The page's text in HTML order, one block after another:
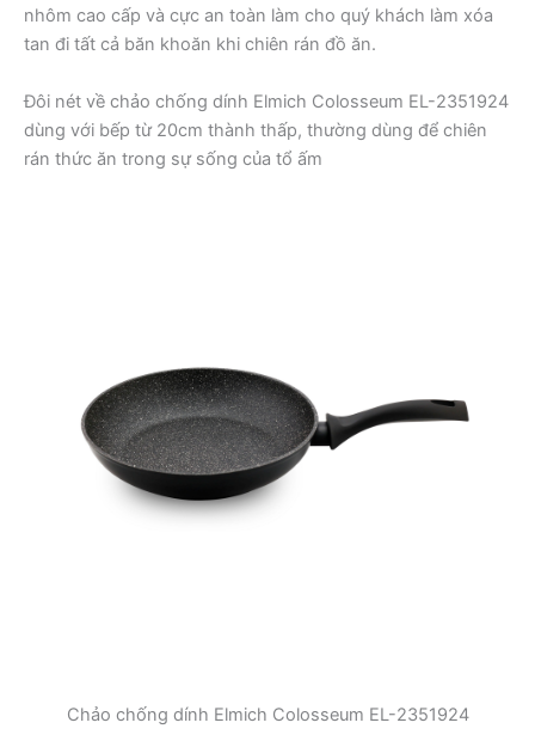
nhôm cao cấp và cực an toàn làm cho quý khách làm xóa
tan đi tất cả băn khoăn khi chiên rán đồ ăn.
Đôi nét về chảo chống dính Elmich Colosseum EL-2351924
dùng với bếp từ 20cm thành thấp, thường dùng để chiên
rán thức ăn trong sự sống của tổ ấm
Chảo chống dính Elmich Colosseum EL-2351924